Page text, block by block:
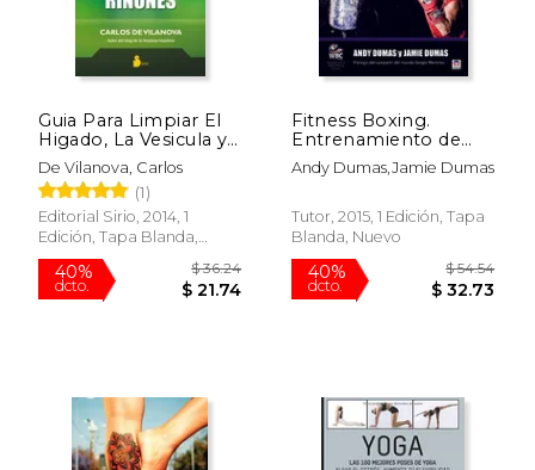
40%
dcto. $ 13.59
15%
dcto. $
Rápido
Guia Para Limpiar El
Higado, La Vesicula y
Los Rinones
De Vilanova, Carlos
(1)
Editorial Sirio, 2014, 1
Edición, Tapa Blanda,
Nuevo
Fitness Boxing.
Entrenamiento de
Boxeo Para Estar en
Forma
Andy Dumas,Jamie Dumas
Tutor, 2015, 1 Edición, Tapa
Blanda, Nuevo